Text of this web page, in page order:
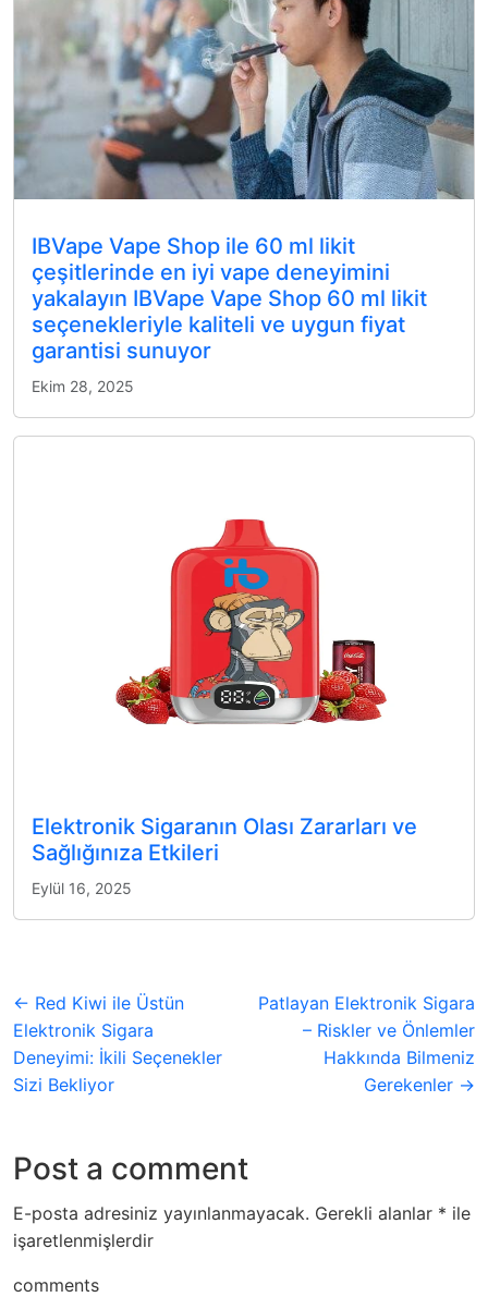
IBVape Vape Shop ile 60 ml likit
çeşitlerinde en iyi vape deneyimini
yakalayın IBVape Vape Shop 60 ml likit
seçenekleriyle kaliteli ve uygun fiyat
garantisi sunuyor
Ekim 28, 2025
Elektronik Sigaranın Olası Zararları ve
Sağlığınıza Etkileri
Eylül 16, 2025
← Red Kiwi ile Üstün
Elektronik Sigara
Deneyimi: İkili Seçenekler
Sizi Bekliyor
Patlayan Elektronik Sigara
– Riskler ve Önlemler
Hakkında Bilmeniz
Gerekenler →
Post a comment
E-posta adresiniz yayınlanmayacak. Gerekli alanlar * ile
işaretlenmişlerdir
comments